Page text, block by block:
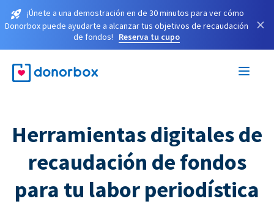
¡Únete a una demostración en de 30 minutos para ver cómo
Donorbox puede ayudarte a alcanzar tus objetivos de recaudación
de fondos!
Reserva tu cupo
×
Herramientas digitales de
recaudación de fondos
para tu labor periodística